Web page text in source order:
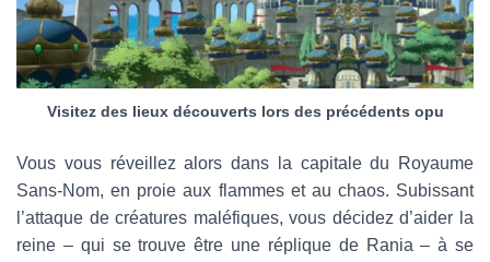
Visitez des lieux découverts lors des précédents opu
Vous vous réveillez alors dans la capitale du Royaume
Sans-Nom, en proie aux flammes et au chaos. Subissant
l’attaque de créatures maléfiques, vous décidez d’aider la
reine – qui se trouve être une réplique de Rania – à se